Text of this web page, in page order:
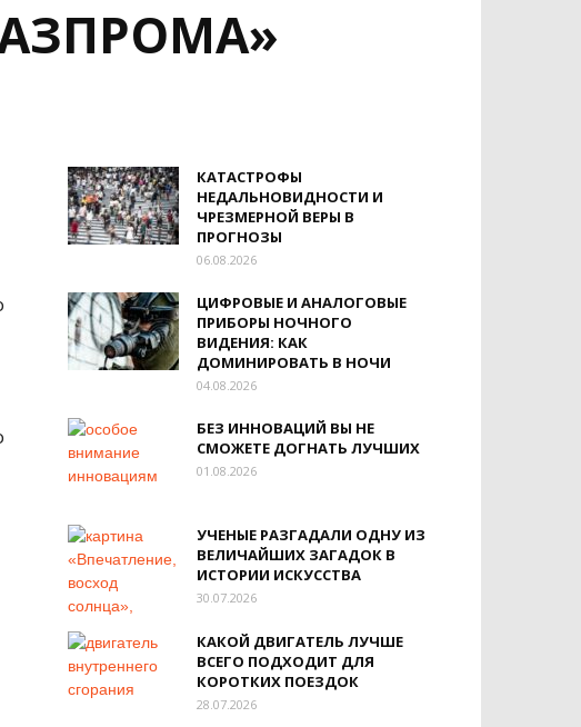
КАТАСТРОФЫ
НЕДАЛЬНОВИДНОСТИ И
ЧРЕЗМЕРНОЙ ВЕРЫ В
ПРОГНОЗЫ
06.08.2026
ЦИФРОВЫЕ И АНАЛОГОВЫЕ
ПРИБОРЫ НОЧНОГО
ВИДЕНИЯ: КАК
ДОМИНИРОВАТЬ В НОЧИ
04.08.2026
БЕЗ ИННОВАЦИЙ ВЫ НЕ
СМОЖЕТЕ ДОГНАТЬ ЛУЧШИХ
01.08.2026
УЧЕНЫЕ РАЗГАДАЛИ ОДНУ ИЗ
ВЕЛИЧАЙШИХ ЗАГАДОК В
ИСТОРИИ ИСКУССТВА
30.07.2026
КАКОЙ ДВИГАТЕЛЬ ЛУЧШЕ
ВСЕГО ПОДХОДИТ ДЛЯ
КОРОТКИХ ПОЕЗДОК
28.07.2026